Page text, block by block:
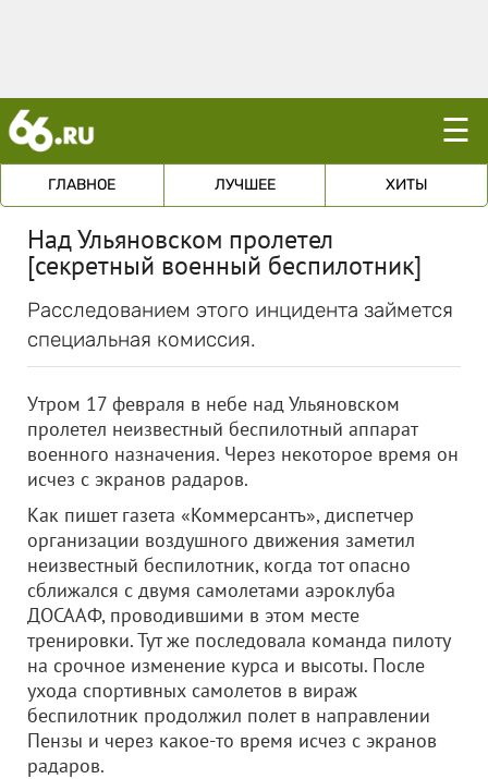
☰
ГЛАВНОЕ ЛУЧШЕЕ ХИТЫ
Над Ульяновском пролетел
[секретный военный беспилотник]
Расследованием этого инцидента займется
специальная комиссия.
Утром 17 февраля в небе над Ульяновском
пролетел неизвестный беспилотный аппарат
военного назначения. Через некоторое время он
исчез с экранов радаров.
Как пишет газета «Коммерсантъ», диспетчер
организации воздушного движения заметил
неизвестный беспилотник, когда тот опасно
сближался с двумя самолетами аэроклуба
ДОСААФ, проводившими в этом месте
тренировки. Тут же последовала команда пилоту
на срочное изменение курса и высоты. После
ухода спортивных самолетов в вираж
беспилотник продолжил полет в направлении
Пензы и через какое-то время исчез с экранов
радаров.